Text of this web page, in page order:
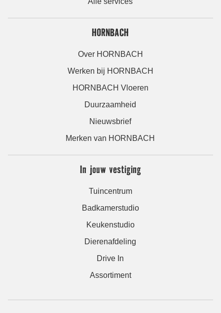
HORNBACH
Over HORNBACH
Werken bij HORNBACH
HORNBACH Vloeren
Duurzaamheid
Nieuwsbrief
Merken van HORNBACH
In jouw vestiging
Tuincentrum
Badkamerstudio
Keukenstudio
Dierenafdeling
Drive In
Assortiment